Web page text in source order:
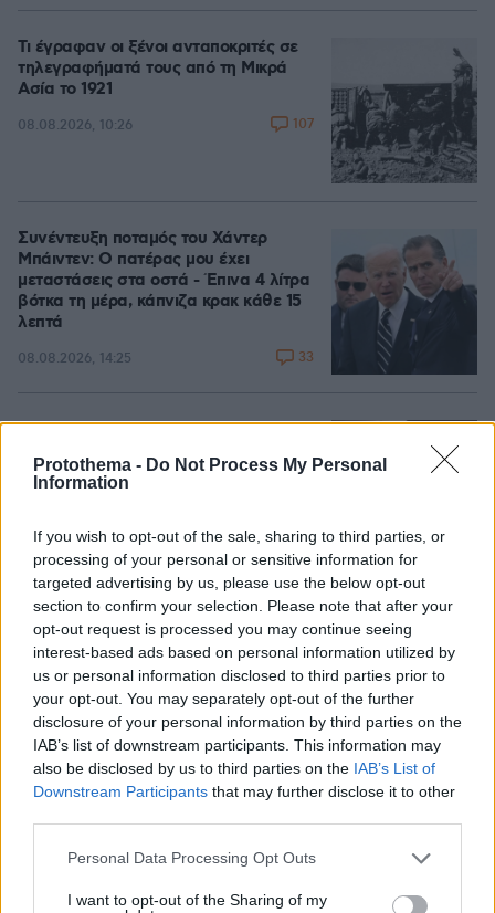
Protothema - Do Not Process My Personal
Information
If you wish to opt-out of the sale, sharing to third parties, or
processing of your personal or sensitive information for
targeted advertising by us, please use the below opt-out
section to confirm your selection. Please note that after your
opt-out request is processed you may continue seeing
interest-based ads based on personal information utilized by
us or personal information disclosed to third parties prior to
your opt-out. You may separately opt-out of the further
disclosure of your personal information by third parties on the
IAB’s list of downstream participants. This information may
also be disclosed by us to third parties on the IAB’s List of
Downstream Participants that may further disclose it to other
Please note that this website/app uses one or more Google
not limited to your visit or usage behaviour. You may click to
Personal Data Processing Opt Outs
I want to opt-out of the Sharing of my
Τι έγραφαν οι ξένοι ανταποκριτές σε
τηλεγραφήματά τους από τη Μικρά
Ασία το 1921
08.08.2026, 10:26 107
Συνέντευξη ποταμός του Χάντερ
Μπάιντεν: Ο πατέρας μου έχει
μεταστάσεις στα οστά - Έπινα 4 λίτρα
βότκα τη μέρα, κάπνιζα κρακ κάθε 15
λεπτά
08.08.2026, 14:25 33
Θρήνος για τον Μέσι: Πέθανε στα 68
Υπήρξε ο μέντορας και ατζέντης του
μέχρι την τελευταία στιγμή
08.08.2026, 16:05 30
Μαρία Εκμεκτσίογλου: Ζω καθημερινά
θαύματα, πρώτα είναι ο Θεός και μετά
οι γιοι μου
08.08.2026, 11:48 24
Games